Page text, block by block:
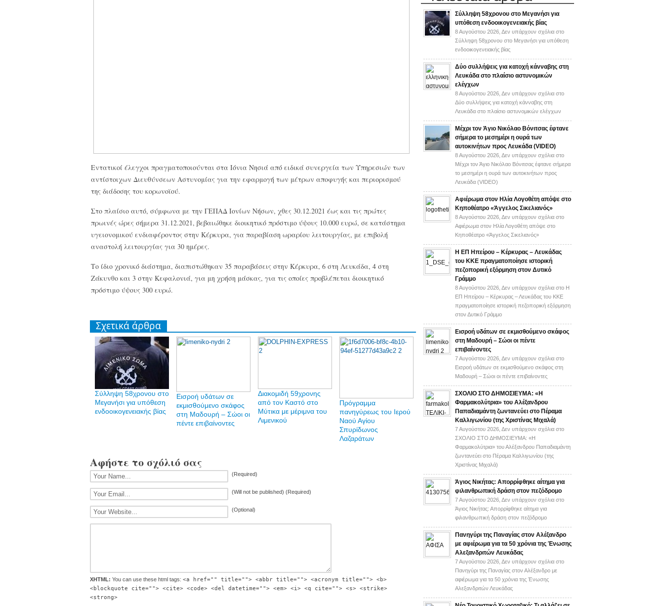
Εντατικοί έλεγχοι πραγματοποιούνται στα Ιόνια Νησιά από ειδικά συνεργεία των Υπηρεσιών των
αντίστοιχων Διευθύνσεων Αστυνομίας για την εφαρμογή των μέτρων αποφυγής και περιορισμού
της διάδοσης του κορωνοϊού.
Στο πλαίσιο αυτό, σύμφωνα με την ΓΕΠΑΔ Ιονίων Νήσων, χθες 30.12.2021 έως και τις πρώτες
πρωινές ώρες σήμερα 31.12.2021, βεβαιώθηκε διοικητικό πρόστιμο ύψους 10.000 ευρώ, σε κατάστημα
υγειονομικού ενδιαφέροντος στην Κέρκυρα, για παραβίαση ωραρίου λειτουργίας, με επιβολή
αναστολή λειτουργίας για 30 ημέρες.
Το ίδιο χρονικό διάστημα, διαπιστώθηκαν 35 παραβάσεις στην Κέρκυρα, 6 στη Λευκάδα, 4 στη
Ζάκυνθο και 3 στην Κεφαλονιά, για μη χρήση μάσκας, για τις οποίες προβλέπεται διοικητικό
πρόστιμο ύψους 300 ευρώ.
Σχετικά άρθρα
Σύλληψη 58χρονου στο
Μεγανήσι για υπόθεση
ενδοοικογενειακής βίας
Εισροή υδάτων σε
εκμισθούμενο σκάφος
στη Μαδουρή – Σώοι οι
πέντε επιβαίνοντες
Διακομιδή 59χρονης
από τον Καστό στο
Μύτικα με μέριμνα του
Λιμενικού
Πρόγραμμα
πανηγύρεως του Ιερού
Ναού Αγίου
Σπυρίδωνος
Λαζαράτων
Αφήστε το σχόλιό σας
(Required)
(Will not be published) (Required)
(Optional)
XHTML: You can use these html tags: <a href="" title=""> <abbr title=""> <acronym title=""> <b>
<blockquote cite=""> <cite> <code> <del datetime=""> <em> <i> <q cite=""> <s> <strike>
<strong>
Σύλληψη 58χρονου στο Μεγανήσι για
υπόθεση ενδοοικογενειακής βίας
8 Αυγούστου 2026, Δεν υπάρχουν σχόλια στο
Σύλληψη 58χρονου στο Μεγανήσι για υπόθεση
ενδοοικογενειακής βίας
Δύο συλλήψεις για κατοχή κάνναβης στη
Λευκάδα στο πλαίσιο αστυνομικών
ελέγχων
8 Αυγούστου 2026, Δεν υπάρχουν σχόλια στο
Δύο συλλήψεις για κατοχή κάνναβης στη
Λευκάδα στο πλαίσιο αστυνομικών ελέγχων
Mέχρι τον Άγιο Νικόλαο Βόνιτσας έφτανε
σήμερα το μεσημέρι η ουρά των
αυτοκινήτων προς Λευκάδα (VIDEO)
8 Αυγούστου 2026, Δεν υπάρχουν σχόλια στο
Mέχρι τον Άγιο Νικόλαο Βόνιτσας έφτανε σήμερα
το μεσημέρι η ουρά των αυτοκινήτων προς
Λευκάδα (VIDEO)
Αφιέρωμα στον Ηλία Λογοθέτη απόψε στο
Κηποθέατρο «Άγγελος Σικελιανός»
8 Αυγούστου 2026, Δεν υπάρχουν σχόλια στο
Αφιέρωμα στον Ηλία Λογοθέτη απόψε στο
Κηποθέατρο «Άγγελος Σικελιανός»
Η ΕΠ Ηπείρου – Κέρκυρας – Λευκάδας
του ΚΚΕ πραγματοποίησε ιστορική
πεζοπορική εξόρμηση στον Δυτικό
Γράμμο
8 Αυγούστου 2026, Δεν υπάρχουν σχόλια στο Η
ΕΠ Ηπείρου – Κέρκυρας – Λευκάδας του ΚΚΕ
πραγματοποίησε ιστορική πεζοπορική εξόρμηση
στον Δυτικό Γράμμο
Εισροή υδάτων σε εκμισθούμενο σκάφος
στη Μαδουρή – Σώοι οι πέντε
επιβαίνοντες
7 Αυγούστου 2026, Δεν υπάρχουν σχόλια στο
Εισροή υδάτων σε εκμισθούμενο σκάφος στη
Μαδουρή – Σώοι οι πέντε επιβαίνοντες
ΣΧΟΛΙΟ ΣΤΟ ΔΗΜΟΣΙΕΥΜΑ: «Η
Φαρμακολύτρια» του Αλέξανδρου
Παπαδιαμάντη ζωντανεύει στο Πέραμα
Καλλιγωνίου (της Χριστίνας Μιχαλά)
7 Αυγούστου 2026, Δεν υπάρχουν σχόλια στο
ΣΧΟΛΙΟ ΣΤΟ ΔΗΜΟΣΙΕΥΜΑ: «Η
Φαρμακολύτρια» του Αλέξανδρου Παπαδιαμάντη
ζωντανεύει στο Πέραμα Καλλιγωνίου (της
Χριστίνας Μιχαλά)
Άγιος Νικήτας: Απορρίφθηκε αίτημα για
φιλανθρωπική δράση στον πεζόδρομο
7 Αυγούστου 2026, Δεν υπάρχουν σχόλια στο
Άγιος Νικήτας: Απορρίφθηκε αίτημα για
φιλανθρωπική δράση στον πεζόδρομο
Πανηγύρι της Παναγίας στον Αλέξανδρο
με αφιέρωμα για τα 50 χρόνια της Ένωσης
Αλεξανδριτών Λευκάδας
7 Αυγούστου 2026, Δεν υπάρχουν σχόλια στο
Πανηγύρι της Παναγίας στον Αλέξανδρο με
αφιέρωμα για τα 50 χρόνια της Ένωσης
Αλεξανδριτών Λευκάδας